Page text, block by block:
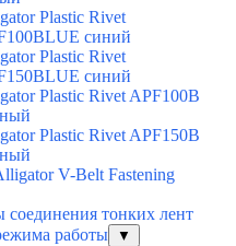
Plastic Rivet
синий
Plastic Rivet
синий
Plastic Rivet APF100B
Plastic Rivet APF150B
V-Belt Fastening
соединения тонких лент
работы
▼